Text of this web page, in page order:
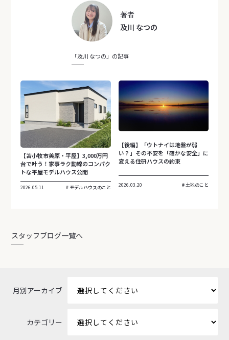
著者
及川 なつの
「及川 なつの」の記事
【苫小牧市美原・平屋】3,000万円
台で叶う！家事ラク動線のコンパク
トな平屋モデルハウス公開
2026.05.11 モデルハウスのこと
【後編】「ウトナイは地盤が弱
い？」その不安を「確かな安全」に
変える住研ハウスの約束
2026.03.20 土地のこと
スタッフブログ一覧へ
月別アーカイブ
カテゴリー